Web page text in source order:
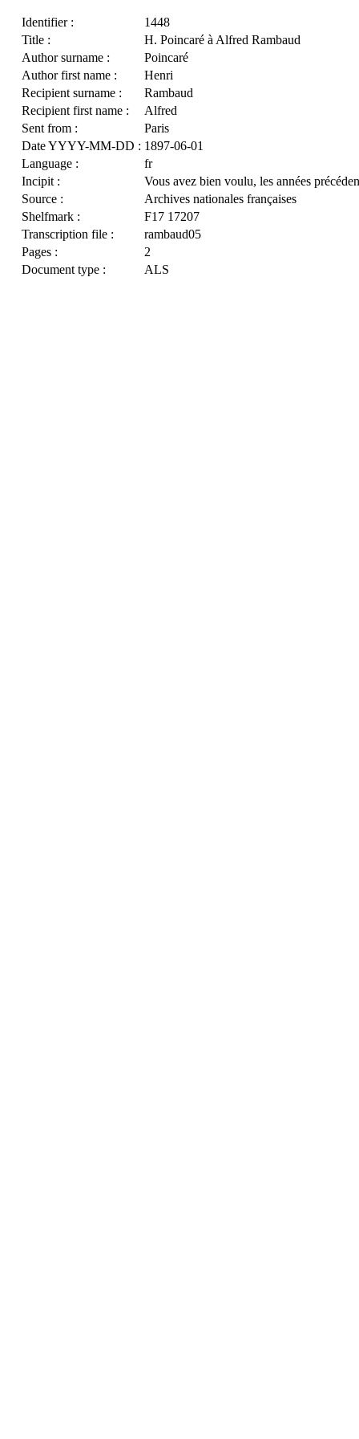
Identifier :
1448
Title :
H. Poincaré à Alfred Rambaud
Author surname :
Poincaré
Author first name :
Henri
Recipient surname :
Rambaud
Recipient first name :
Alfred
Sent from :
Paris
Date YYYY-MM-DD : 1897-06-01
Language :
fr
Incipit :
Vous avez bien voulu, les années
Source :
Archives nationales françaises
Shelfmark :
F17 17207
Transcription file :
rambaud05
Pages :
2
Document type :
ALS